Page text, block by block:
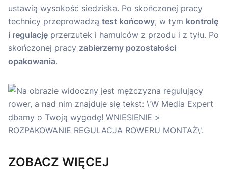
ustawią wysokość siedziska. Po skończonej pracy
technicy przeprowadzą test końcowy, w tym kontrolę
i regulację przerzutek i hamulców z przodu i z tyłu. Po
skończonej pracy zabierzemy pozostałości
opakowania.
ZOBACZ WIĘCEJ